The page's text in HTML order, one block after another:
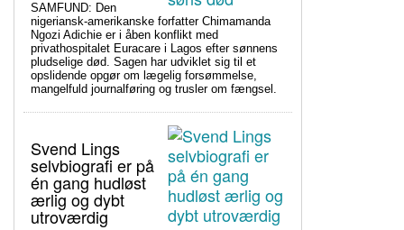
SAMFUND: Den
nigeriansk-amerikanske forfatter Chimamanda
Ngozi Adichie er i åben konflikt med
privathospitalet Euracare i Lagos efter sønnens
pludselige død. Sagen har udviklet sig til et
opslidende opgør om lægelig forsømmelse,
mangelfuld journalføring og trusler om fængsel.
Svend Lings
selvbiografi er på
én gang hudløst
ærlig og dybt
utroværdig